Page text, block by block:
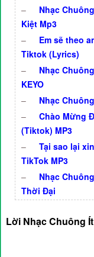
–
Nhạc
Kiệt Mp3
–
Em sẽ theo
Tiktok (Lyrics)
–
Nhạc
KEYO
–
Nhạc
–
Chào Mừng
(Tiktok) MP3
–
Tại sao lại
TikTok MP3
–
Nhạc
Thời Đại
Lời Nhạc Chuông